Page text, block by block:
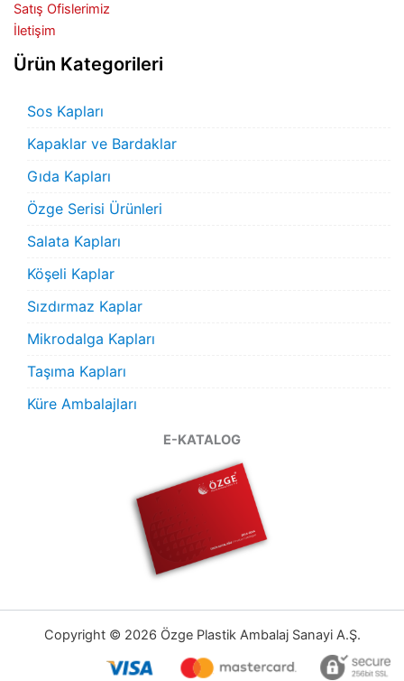
Satış Ofislerimiz
İletişim
Ürün Kategorileri
Sos Kapları
Kapaklar ve Bardaklar
Gıda Kapları
Özge Serisi Ürünleri
Salata Kapları
Köşeli Kaplar
Sızdırmaz Kaplar
Mikrodalga Kapları
Taşıma Kapları
Küre Ambalajları
E-KATALOG
Copyright © 2026 Özge Plastik Ambalaj Sanayi A.Ş.